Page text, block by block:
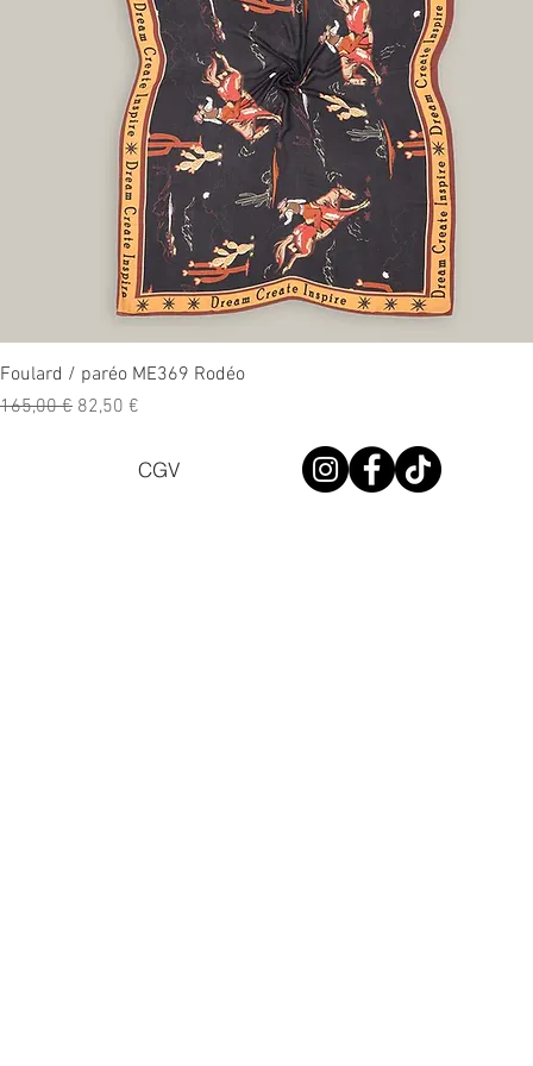
Aperçu rapide
Foulard / paréo ME369 Rodéo
Prix original
165,00 € Prix promotionnel
82,50 €
CGV